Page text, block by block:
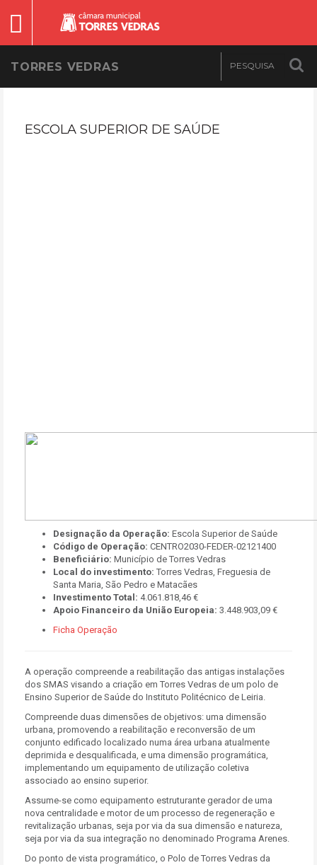
TORRES VEDRAS
ESCOLA SUPERIOR DE SAÚDE
Designação da Operação: Escola Superior de Saúde
Código de Operação: CENTRO2030-FEDER-02121400
Beneficiário: Município de Torres Vedras
Local do investimento: Torres Vedras, Freguesia de
Santa Maria, São Pedro e Matacães
Investimento Total: 4.061.818,46 €
Apoio Financeiro da União Europeia: 3.448.903,09 €
Ficha Operação
A operação compreende a reabilitação das antigas instalações
dos SMAS visando a criação em Torres Vedras de um polo de
Ensino Superior de Saúde do Instituto Politécnico de Leiria.
Compreende duas dimensões de objetivos: uma dimensão
urbana, promovendo a reabilitação e reconversão de um
conjunto edificado localizado numa área urbana atualmente
deprimida e desqualificada, e uma dimensão programática,
implementando um equipamento de utilização coletiva
associado ao ensino superior.
Assume-se como equipamento estruturante gerador de uma
nova centralidade e motor de um processo de regeneração e
revitalização urbanas, seja por via da sua dimensão e natureza,
seja por via da sua integração no denominado Programa Arenes.
Do ponto de vista programático, o Polo de Torres Vedras da